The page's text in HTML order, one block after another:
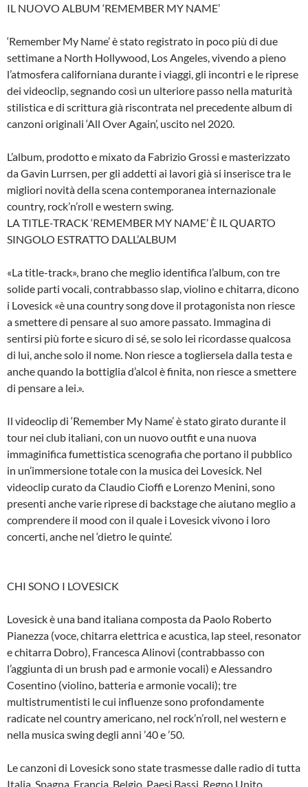
IL NUOVO ALBUM ‘REMEMBER MY NAME’
‘Remember My Name’ è stato registrato in poco più di due
settimane a North Hollywood, Los Angeles, vivendo a pieno
l’atmosfera californiana durante i viaggi, gli incontri e le riprese
dei videoclip, segnando così un ulteriore passo nella maturità
stilistica e di scrittura già riscontrata nel precedente album di
canzoni originali ‘All Over Again’, uscito nel 2020.
L’album, prodotto e mixato da Fabrizio Grossi e masterizzato
da Gavin Lurrsen, per gli addetti ai lavori già si inserisce tra le
migliori novità della scena contemporanea internazionale
country, rock’n’roll e western swing.
LA TITLE-TRACK ‘REMEMBER MY NAME’ È IL QUARTO
SINGOLO ESTRATTO DALL’ALBUM
«La title-track», brano che meglio identifica l’album, con tre
solide parti vocali, contrabbasso slap, violino e chitarra, dicono
i Lovesick «è una country song dove il protagonista non riesce
a smettere di pensare al suo amore passato. Immagina di
sentirsi più forte e sicuro di sé, se solo lei ricordasse qualcosa
di lui, anche solo il nome. Non riesce a togliersela dalla testa e
anche quando la bottiglia d’alcol è finita, non riesce a smettere
di pensare a lei.».
Il videoclip di ‘Remember My Name’ è stato girato durante il
tour nei club italiani, con un nuovo outfit e una nuova
immaginifica fumettistica scenografia che portano il pubblico
in un’immersione totale con la musica dei Lovesick. Nel
videoclip curato da Claudio Cioffi e Lorenzo Menini, sono
presenti anche varie riprese di backstage che aiutano meglio a
comprendere il mood con il quale i Lovesick vivono i loro
concerti, anche nel ‘dietro le quinte’.
CHI SONO I LOVESICK
Lovesick è una band italiana composta da Paolo Roberto
Pianezza (voce, chitarra elettrica e acustica, lap steel, resonator
e chitarra Dobro), Francesca Alinovi (contrabbasso con
l’aggiunta di un brush pad e armonie vocali) e Alessandro
Cosentino (violino, batteria e armonie vocali); tre
multistrumentisti le cui influenze sono profondamente
radicate nel country americano, nel rock’n’roll, nel western e
nella musica swing degli anni ’40 e ’50.
Le canzoni di Lovesick sono state trasmesse dalle radio di tutta
Italia, Spagna, Francia, Belgio, Paesi Bassi, Regno Unito,